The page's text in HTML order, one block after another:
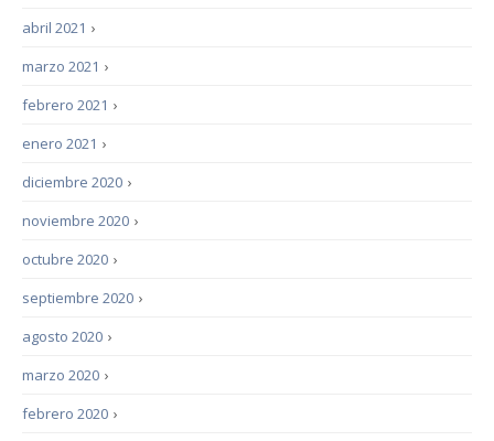
›
abril 2021
›
marzo 2021
›
febrero 2021
›
enero 2021
›
diciembre 2020
›
noviembre 2020
›
octubre 2020
›
septiembre 2020
›
agosto 2020
›
marzo 2020
›
febrero 2020